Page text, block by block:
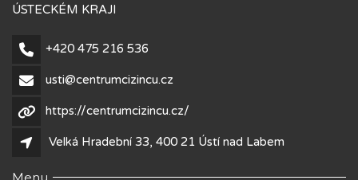
ÚSTECKÉM KRAJI
+420 475 216 536
usti@centrumcizincu.cz
https://centrumcizincu.cz/
Velká Hradební 33, 400 21 Ústí nad Labem
Menu